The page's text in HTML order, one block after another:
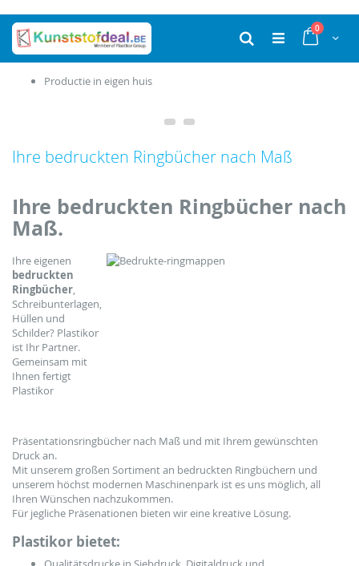
Ga
naar
inhoud
Cart
0producten
Zoek
Productie in eigen huis
Ihre bedruckten Ringbücher nach Maß
Ihre bedruckten Ringbücher nach
Maß.
Ihre eigenen
bedruckten
Ringbücher,
Schreibunterlagen,
Hüllen und
Schilder? Plastikor
ist Ihr Partner.
Gemeinsam mit
Ihnen fertigt
Plastikor
Präsentationsringbücher nach Maß und mit Ihrem gewünschten
Druck an.
Mit unserem großen Sortiment an bedruckten Ringbüchern und
unserem höchst modernen Maschinenpark ist es uns möglich, all
Ihren Wünschen nachzukommen.
Für jegliche Präsenationen bieten wir eine kreative Lösung.
Plastikor bietet: